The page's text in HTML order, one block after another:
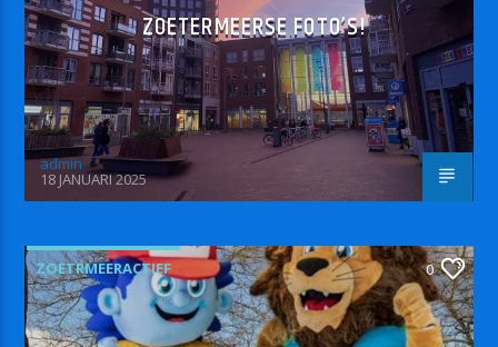
ZOETERMEERSE FOTO’S!
admin
18 JANUARI 2025
ZOETRMEERACTIEF 0